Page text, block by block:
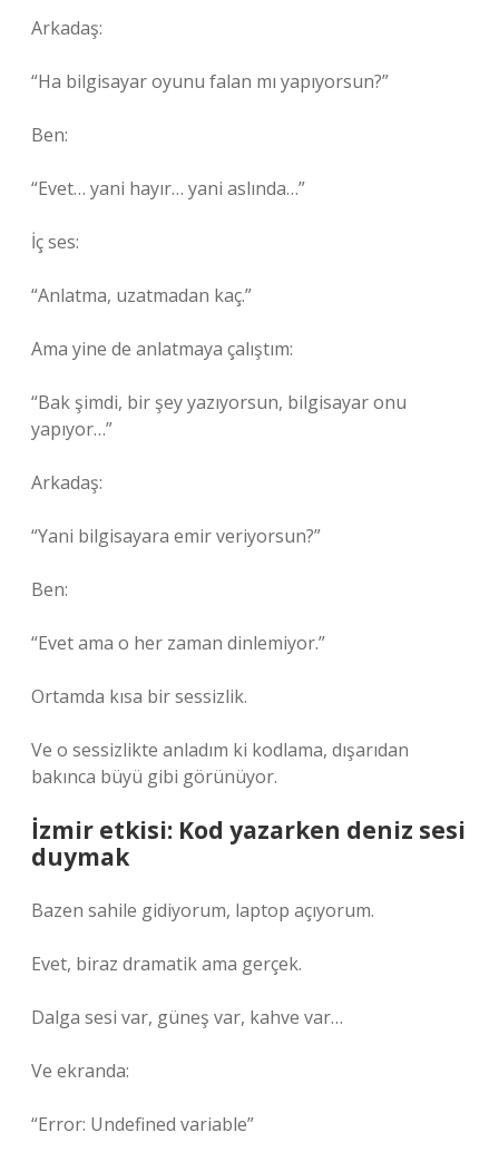
Arkadaş:
“Ha bilgisayar oyunu falan mı yapıyorsun?”
Ben:
“Evet… yani hayır… yani aslında…”
İç ses:
“Anlatma, uzatmadan kaç.”
Ama yine de anlatmaya çalıştım:
“Bak şimdi, bir şey yazıyorsun, bilgisayar onu
yapıyor…”
Arkadaş:
“Yani bilgisayara emir veriyorsun?”
Ben:
“Evet ama o her zaman dinlemiyor.”
Ortamda kısa bir sessizlik.
Ve o sessizlikte anladım ki kodlama, dışarıdan
bakınca büyü gibi görünüyor.
İzmir etkisi: Kod yazarken deniz sesi
duymak
Bazen sahile gidiyorum, laptop açıyorum.
Evet, biraz dramatik ama gerçek.
Dalga sesi var, güneş var, kahve var…
Ve ekranda:
“Error: Undefined variable”